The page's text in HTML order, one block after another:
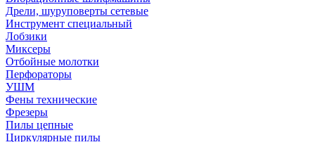
Дрели, шуруповерты сетевые
Инструмент специальный
Лобзики
Миксеры
Отбойные молотки
Перфораторы
УШМ
Фены технические
Фрезеры
Пилы цепные
Циркулярные пилы